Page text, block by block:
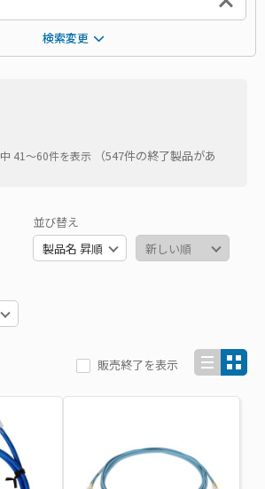
検索変更
中 41〜60件を表示 （547件の終了製品があ
並び替え
販売終了を表示